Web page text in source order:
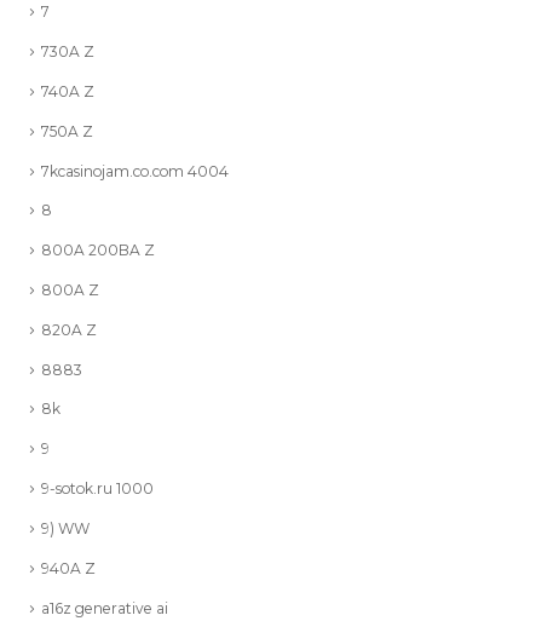
7
730A Z
740A Z
750A Z
7kcasinojam.co.com 4004
8
800A 200BA Z
800A Z
820A Z
8883
8k
9
9-sotok.ru 1000
9) WW
940A Z
a16z generative ai